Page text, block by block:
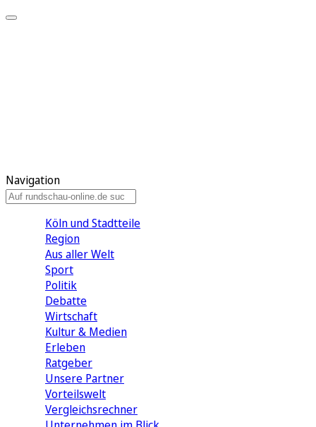
Navigation
Köln und Stadtteile
Region
Aus aller Welt
Sport
Politik
Debatte
Wirtschaft
Kultur & Medien
Erleben
Ratgeber
Unsere Partner
Vorteilswelt
Vergleichsrechner